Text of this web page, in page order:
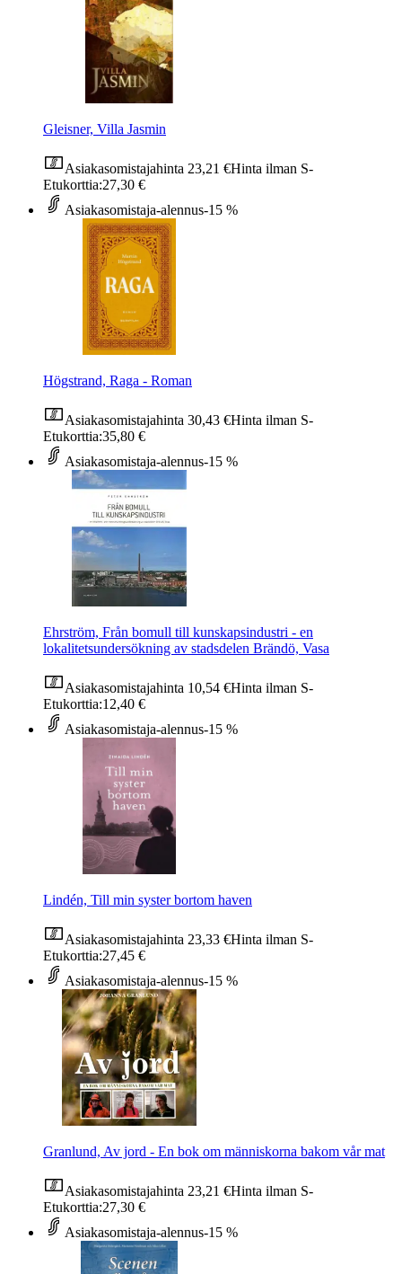
Gleisner, Villa Jasmin
Asiakasomistajahinta 23,21 €Hinta ilman S-
Etukorttia:27,30 €
Asiakasomistaja-alennus-15 %
Högstrand, Raga - Roman
Asiakasomistajahinta 30,43 €Hinta ilman S-
Etukorttia:35,80 €
Asiakasomistaja-alennus-15 %
Ehrström, Från bomull till kunskapsindustri - en
lokalitetsundersökning av stadsdelen Brändö, Vasa
Asiakasomistajahinta 10,54 €Hinta ilman S-
Etukorttia:12,40 €
Asiakasomistaja-alennus-15 %
Lindén, Till min syster bortom haven
Asiakasomistajahinta 23,33 €Hinta ilman S-
Etukorttia:27,45 €
Asiakasomistaja-alennus-15 %
Granlund, Av jord - En bok om människorna bakom vår mat
Asiakasomistajahinta 23,21 €Hinta ilman S-
Etukorttia:27,30 €
Asiakasomistaja-alennus-15 %